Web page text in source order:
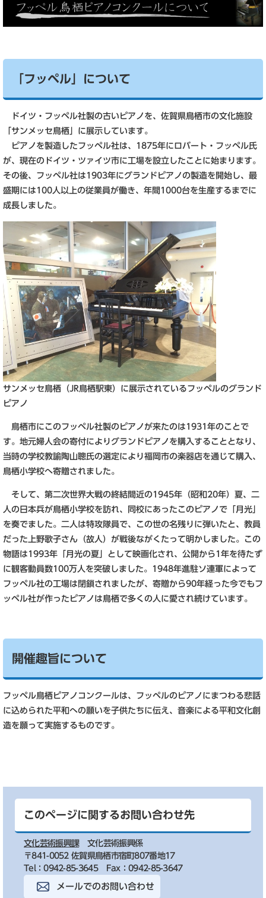
「フッペル」について
ドイツ・フッペル社製の古いピアノを、佐賀県鳥栖市の文化施設
「サンメッセ鳥栖」に展示しています。
ピアノを製造したフッペル社は、1875年にロバート・フッペル氏
が、現在のドイツ・ツァイツ市に工場を設立したことに始まります。
その後、フッペル社は1903年にグランドピアノの製造を開始し、最
盛期には100人以上の従業員が働き、年間1000台を生産するまでに
成長しました。
サンメッセ鳥栖（JR鳥栖駅東）に展示されているフッペルのグランド
ピアノ
鳥栖市にこのフッペル社製のピアノが来たのは1931年のことで
す。地元婦人会の寄付によりグランドピアノを購入することとなり、
当時の学校教諭陶山聰氏の選定により福岡市の楽器店を通じて購入、
鳥栖小学校へ寄贈されました。
そして、第二次世界大戦の終結間近の1945年（昭和20年）夏、二
人の日本兵が鳥栖小学校を訪れ、同校にあったこのピアノで「月光」
を奏でました。二人は特攻隊員で、この世の名残りに弾いたと、教員
だった上野歌子さん（故人）が戦後ながくたって明かしました。この
物語は1993年「月光の夏」として映画化され、公開から1年を待たず
に観客動員数100万人を突破しました。1948年進駐ソ連軍によって
フッペル社の工場は閉鎖されましたが、寄贈から90年経った今でもフ
ッペル社が作ったピアノは鳥栖で多くの人に愛され続けています。
開催趣旨について
フッペル鳥栖ピアノコンクールは、フッペルのピアノにまつわる悲話
に込められた平和への願いを子供たちに伝え、音楽による平和文化創
造を願って実施するものです。
このページに関するお問い合わせ先
文化芸術振興課
文化芸術振興係
〒841-0052 佐賀県鳥栖市宿町807番地17
Tel：0942-85-3645
Fax：0942-85-3647
メールでのお問い合わせ